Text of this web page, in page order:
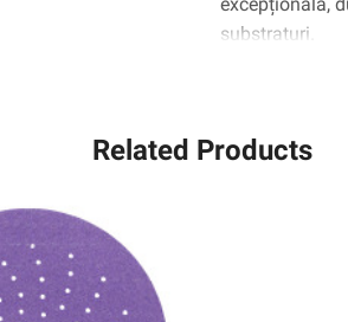
substraturi.
Related Products